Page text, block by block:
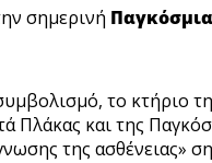
σημερινή
το κτήριο
Πλάκας και της
της ασθένειας»